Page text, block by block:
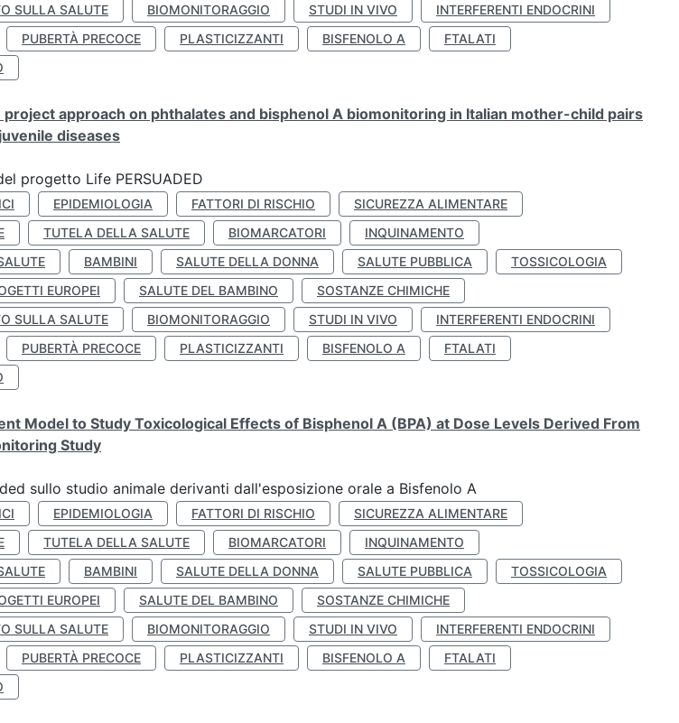
SULLA SALUTE
BIOMONITORAGGIO STUDI IN VIVO
INTERFERENTI ENDOCRINI
PUBERTÀ PRECOCE PLASTICIZZANTI BISFENOLO A
FTALATI
project approach on phthalates and bisphenol A biomonitoring in Italian mother-child pairs
diseases
progetto Life PERSUADED
EPIDEMIOLOGIA FATTORI DI RISCHIO
SICUREZZA ALIMENTARE
TUTELA DELLA SALUTE BIOMARCATORI
INQUINAMENTO
BAMBINI SALUTE DELLA DONNA SALUTE PUBBLICA
TOSSICOLOGIA
EUROPEI SALUTE DEL BAMBINO
SOSTANZE CHIMICHE
SULLA SALUTE
BIOMONITORAGGIO STUDI IN VIVO
INTERFERENTI ENDOCRINI
PUBERTÀ PRECOCE PLASTICIZZANTI BISFENOLO A
FTALATI
Model to Study Toxicological Effects of Bisphenol A (BPA) at Dose Levels Derived From
Study
sullo studio animale derivanti dall'esposizione orale a Bisfenolo A
EPIDEMIOLOGIA FATTORI DI RISCHIO
SICUREZZA ALIMENTARE
TUTELA DELLA SALUTE BIOMARCATORI
INQUINAMENTO
BAMBINI SALUTE DELLA DONNA SALUTE PUBBLICA
TOSSICOLOGIA
EUROPEI SALUTE DEL BAMBINO
SOSTANZE CHIMICHE
SULLA SALUTE
BIOMONITORAGGIO STUDI IN VIVO
INTERFERENTI ENDOCRINI
PUBERTÀ PRECOCE PLASTICIZZANTI BISFENOLO A
FTALATI